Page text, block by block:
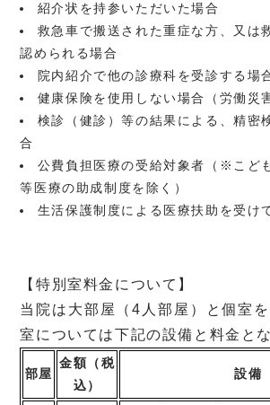
紹介状を持参いただいた場合
救急車で搬送された重症な方、又は
認められる場合
院内紹介で他の診療科を受診する場
健康保険を使用しない場合（労働災
検診（健診）等の結果による、精密
合
公費負担医療の受給対象者（※こど
等医療の助成制度を除く）
生活保護制度による医療扶助を受け
【特別室料金について】
当院は大部屋（4人部屋）と個室
室については下記の設備と料金と
部屋
金額（税
込）
設備